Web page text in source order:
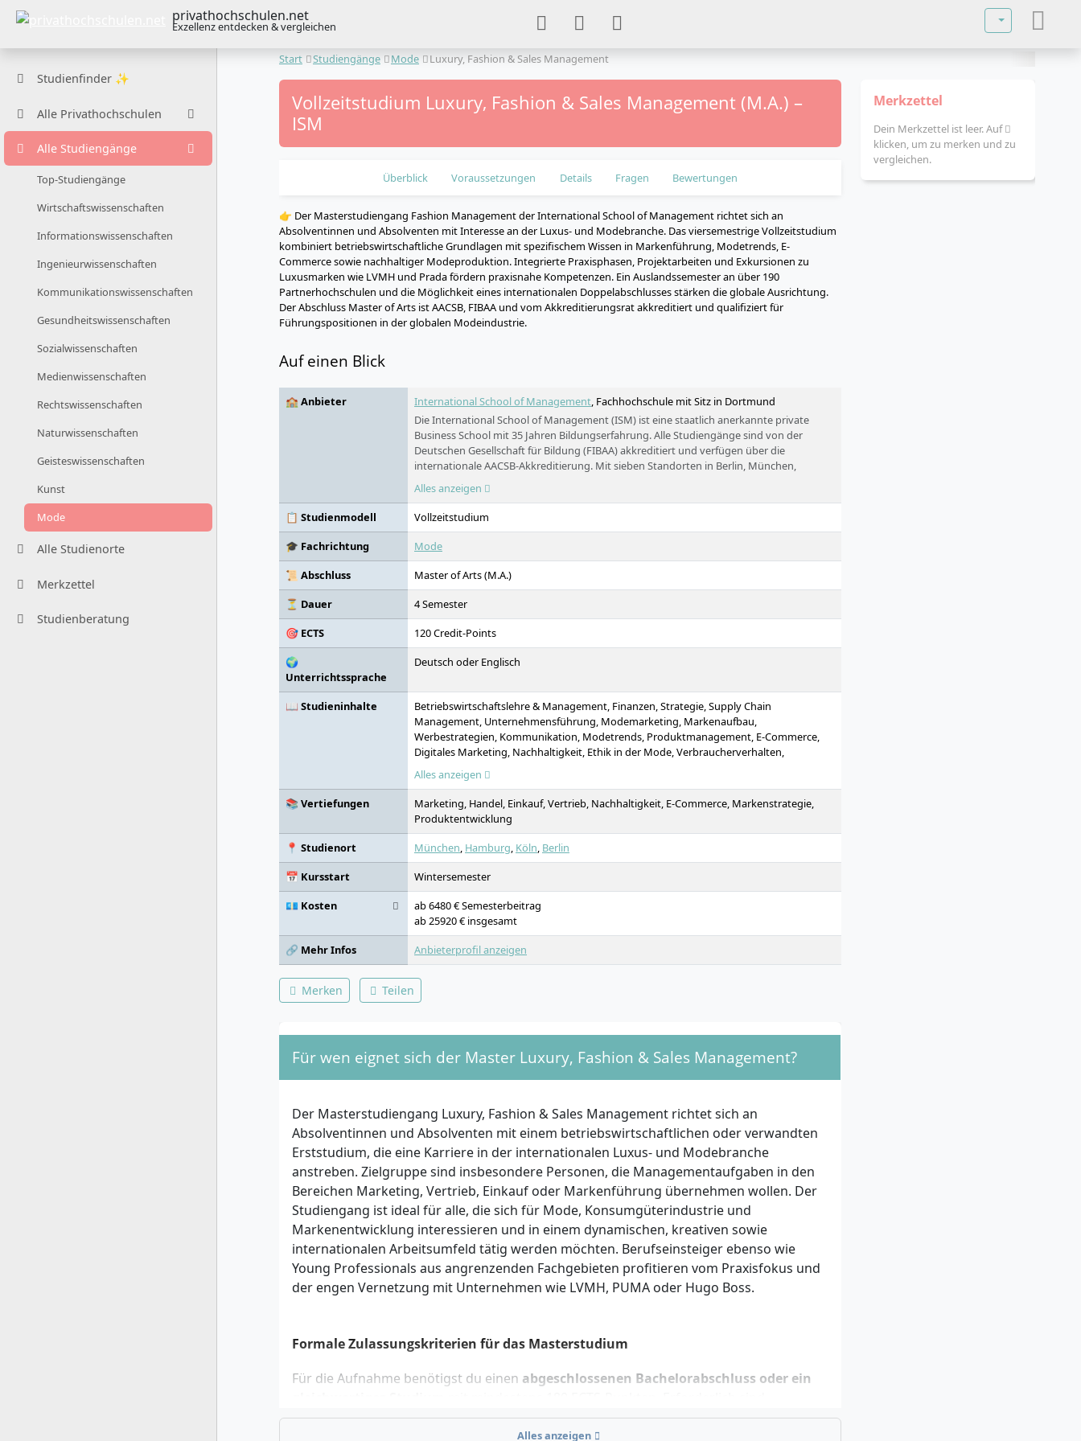
privathochschulen.net
Exzellenz entdecken & vergleichen
Sprache
Studienfinder ✨
Alle Privathochschulen
Alle Studiengänge
Top-Studiengänge
Wirtschaftswissenschaften
Informationswissenschaften
Ingenieurwissenschaften
Kommunikationswissenschaften
Gesundheitswissenschaften
Sozialwissenschaften
Medienwissenschaften
Rechtswissenschaften
Naturwissenschaften
Geisteswissenschaften
Kunst
Mode
Alle Studienorte
Merkzettel
Studienberatung
Start Studiengänge Mode Luxury, Fashion & Sales Management
Vollzeitstudium Luxury, Fashion & Sales Management (M.A.) –
ISM
Überblick Voraussetzungen Details Fragen Bewertungen
👉 Der Masterstudiengang Fashion Management der International School of Management richtet sich an
Absolventinnen und Absolventen mit Interesse an der Luxus- und Modebranche. Das viersemestrige Vollzeitstudium
kombiniert betriebswirtschaftliche Grundlagen mit spezifischem Wissen in Markenführung, Modetrends, E-
Commerce sowie nachhaltiger Modeproduktion. Integrierte Praxisphasen, Projektarbeiten und Exkursionen zu
Luxusmarken wie LVMH und Prada fördern praxisnahe Kompetenzen. Ein Auslandssemester an über 190
Partnerhochschulen und die Möglichkeit eines internationalen Doppelabschlusses stärken die globale Ausrichtung.
Der Abschluss Master of Arts ist AACSB, FIBAA und vom Akkreditierungsrat akkreditiert und qualifiziert für
Führungspositionen in der globalen Modeindustrie.
Auf einen Blick
🏫 Anbieter International School of Management, Fachhochschule mit Sitz in Dortmund
Die International School of Management (ISM) ist eine staatlich anerkannte private
Business School mit 35 Jahren Bildungserfahrung. Alle Studiengänge sind von der
Deutschen Gesellschaft für Bildung (FIBAA) akkreditiert und verfügen über die
internationale AACSB-Akkreditierung. Mit sieben Standorten in Berlin, München,
Dortmund, Köln, Frankfurt, Stuttgart und Hamburg gehört die ISM zu den am besten
bewerteten privaten deutschen Business Schools. Wir prägen Karrieren, indem wir
durch Nähe zur Wirtschaft, Exzellenz in Lehre und Flexibilität im Lernen individuelles
Alles anzeigen
📋 Studienmodell
Vollzeitstudium
🎓 Fachrichtung
Mode
📜 Abschluss
Master of Arts (M.A.)
⏳ Dauer
4 Semester
🎯 ECTS
120 Credit-Points
🌍
Unterrichtssprache
Deutsch oder Englisch
📖 Studieninhalte
Betriebswirtschaftslehre & Management, Finanzen, Strategie, Supply Chain
Management, Unternehmensführung, Modemarketing, Markenaufbau,
Werbestrategien, Kommunikation, Modetrends, Produktmanagement, E-Commerce,
Digitales Marketing, Nachhaltigkeit, Ethik in der Mode, Verbraucherverhalten,
Markenrecht, digitaler Luxus, Entwicklung neuer Luxusmodelle, Management von
Boutiquen, Trendscouting
Alles anzeigen
📚 Vertiefungen
Marketing, Handel, Einkauf, Vertrieb, Nachhaltigkeit, E-Commerce, Markenstrategie,
Produktentwicklung
📍 Studienort
München, Hamburg, Köln, Berlin
📅 Kursstart
Wintersemester
💶 Kosten
ab 6480 € Semesterbeitrag
ab 25920 € insgesamt
🔗 Mehr Infos
Anbieterprofil anzeigen
Merken Teilen
Für wen eignet sich der Master Luxury, Fashion & Sales Management?
Der Masterstudiengang Luxury, Fashion & Sales Management richtet sich an
Absolventinnen und Absolventen mit einem betriebswirtschaftlichen oder verwandten
Erststudium, die eine Karriere in der internationalen Luxus- und Modebranche
anstreben. Zielgruppe sind insbesondere Personen, die Managementaufgaben in den
Bereichen Marketing, Vertrieb, Einkauf oder Markenführung übernehmen wollen. Der
Studiengang ist ideal für alle, die sich für Mode, Konsumgüterindustrie und
Markenentwicklung interessieren und in einem dynamischen, kreativen sowie
internationalen Arbeitsumfeld tätig werden möchten. Berufseinsteiger ebenso wie
Young Professionals aus angrenzenden Fachgebieten profitieren vom Praxisfokus und
der engen Vernetzung mit Unternehmen wie LVMH, PUMA oder Hugo Boss.
Formale Zulassungskriterien für das Masterstudium
Für die Aufnahme benötigst du einen abgeschlossenen Bachelorabschluss oder ein
Sprachkenntnisse mindestens auf Niveau B2– je nach gewähltem Studienort
(Hamburg, Köln: Deutsch plus englischsprachige Module; München, Berlin: Englisch)
Alles anzeigen
Merkzettel
Dein Merkzettel ist leer. Auf
klicken, um zu merken und zu
vergleichen.